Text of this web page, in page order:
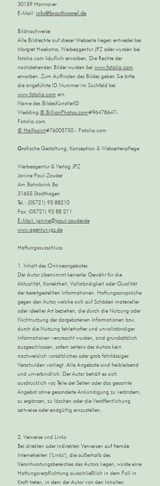
30159 Hannover
E-Mail: info@brauthimmel.de
Bildnachweise:
Alle Bildrechte auf dieser Webseite liegen entweder bei
Margret Hoeksma, Werbeagentur JPZ oder wurden bei
fotolia.com käuflich erworben. Die Rechte der
nachstehenden Bilder wurden bei www.fotolia.com
erworben. Zum Auffinden des Bildes geben Sie bitte
die angeführte ID Nummer im Suchfeld bei
www.fotolia.com ein.
Name des BildesKünstlerID
Wedding.© BillionPhotos.com#96478647-
Fotolia.com
© Halfpoint#76005750 - Fotolia.com
Grafische Gestaltung, Konzeption & Webseitenpflege:
Werbeagentur & Verlag JPZ
Janine Paul-Zauder
Am Bahnbrink 8a
31655 Stadthagen
Tel.: (05721) 93 88210
Fax: (05721) 93 88 211
E-Mail: janine@paul-zauder.de
www.agentur-jpz.de
Haftungsausschluss
1. Inhalt des Onlineangebotes
Der Autor übernimmt keinerlei Gewähr für die
Aktualität, Korrektheit, Vollständigkeit oder Qualität
der bereitgestellten Informationen. Haftungsansprüche
gegen den Autor, welche sich auf Schäden materieller
oder ideeller Art beziehen, die durch die Nutzung oder
Nichtnutzung der dargebotenen Informationen bzw.
durch die Nutzung fehlerhafter und unvollständiger
Informationen verursacht wurden, sind grundsätzlich
ausgeschlossen, sofern seitens des Autors kein
nachweislich vorsätzliches oder grob fahrlässiges
Verschulden vorliegt. Alle Angebote sind freibleibend
und unverbindlich. Der Autor behält es sich
ausdrücklich vor, Teile der Seiten oder das gesamte
Angebot ohne gesonderte Ankündigung zu verändern,
zu ergänzen, zu löschen oder die Veröffentlichung
zeitweise oder endgültig einzustellen.
2. Verweise und Links
Bei direkten oder indirekten Verweisen auf fremde
Internetseiten ("Links"), die außerhalb des
Verantwortungsbereiches des Autors liegen, würde eine
Haftungsverpflichtung ausschließlich in dem Fall in
Kraft treten, in dem der Autor von den Inhalten